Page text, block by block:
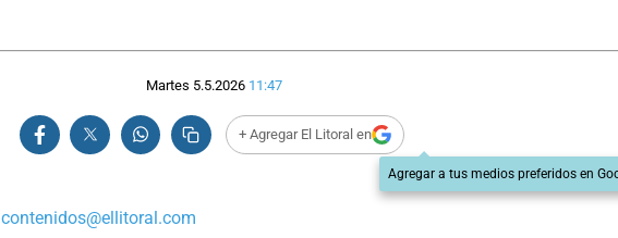
Martes 5.5.2026 11:47
+ Agregar El Litoral en
Agregar a tus medios preferidos en
contenidos@ellitoral.com